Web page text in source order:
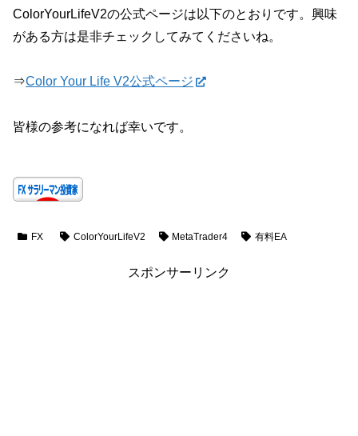
ColorYourLifeV2の公式ページは以下のとおりです。興味
がある方は是非チェックしてみてくださいね。
⇒Color Your Life V2公式ページ
皆様の参考になれば幸いです。
FX ColorYourLifeV2 MetaTrader4 有料EA
スポンサーリンク